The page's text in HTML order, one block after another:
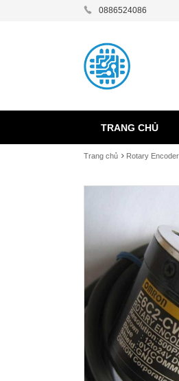
0886524086
TRANG CHỦ
Trang chủ Rotary